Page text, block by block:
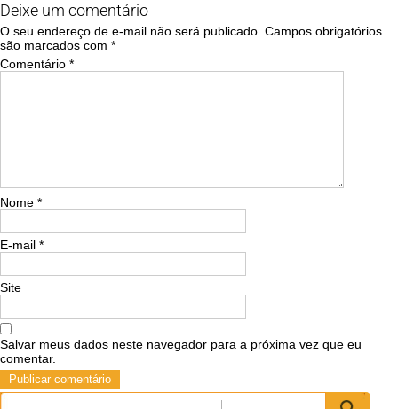
Deixe um comentário
O seu endereço de e-mail não será publicado. Campos obrigatórios
são marcados com *
Comentário *
Nome *
E-mail *
Site
Salvar meus dados neste navegador para a próxima vez que eu
comentar.
Pesquisar